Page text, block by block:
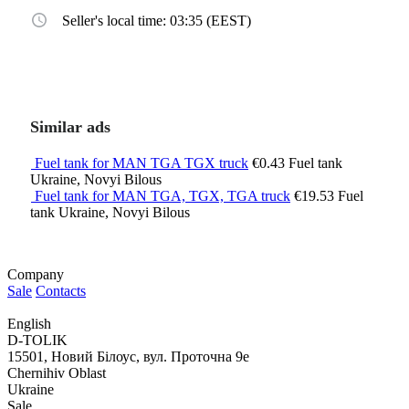
Seller's local time: 03:35 (EEST)
Similar ads
Fuel tank for MAN TGA TGX truck €0.43 Fuel tank
Ukraine, Novyi Bilous
Fuel tank for MAN TGA, TGX, TGA truck €19.53 Fuel
tank Ukraine, Novyi Bilous
Company
Sale Contacts
English
D-TOLIK
15501, Новий Білоус, вул. Проточна 9е
Chernihiv Oblast
Ukraine
Sale